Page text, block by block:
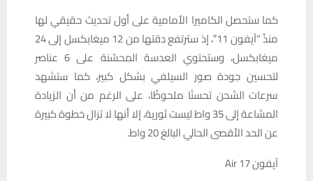
كما ستحصل الكاميرا الأمامية على أول تحديث حقيقي لها
منذُ “آيفون 11″، إذ سترتفع دقتها من 12 ميغابكسل إلى 24
ميغابكسل، وستحتوي العدسة المحسّنة على 6 عناصر
لتحسين جودة صور السيلفي بشكل كبير، كما ستشهد
سرعات الشحن تحسنًا ملحوظًا، على الرغم من أن الزيادة
المشاعة إلى 35 واط ليست ثورية، إلا أنها لا تزال خطوة كبيرة
عن الحد الأقصى الحالي البالغ 20 واط.
آيفون 17 Air